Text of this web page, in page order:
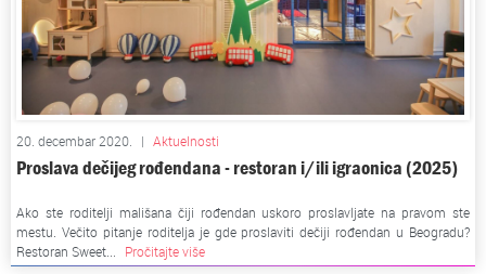
20. decembar 2020. | Aktuelnosti
Proslava dečijeg rođendana - restoran i/ili igraonica (2025)
Ako ste roditelji mališana čiji rođendan uskoro proslavljate na pravom ste
mestu. Večito pitanje roditelja je gde proslaviti dečiji rođendan u Beogradu?
Restoran Sweet...
Pročitajte više